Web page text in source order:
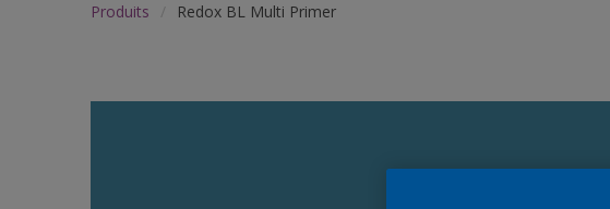
Produits Redox BL Multi Primer